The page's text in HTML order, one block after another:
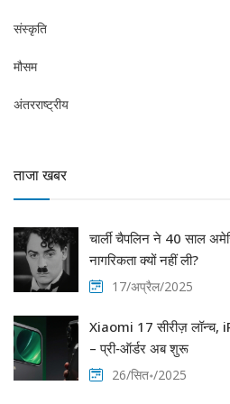
संस्कृति
मौसम
अंतरराष्ट्रीय
ताजा खबर
चार्ली चैपलिन ने 40 साल
नागरिकता क्यों नहीं ली?
17/अप्रैल/2025
Xiaomi 17 सीरीज़ लॉन्च,
– प्री‑ऑर्डर अब शुरू
26/सित॰/2025